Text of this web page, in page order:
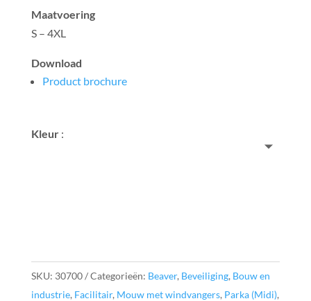
Maatvoering
S – 4XL
Download
Product brochure
Kleur :
SKU: 30700 Categorieën: Beaver, Beveiliging, Bouw en
industrie, Facilitair, Mouw met windvangers, Parka (Midi),